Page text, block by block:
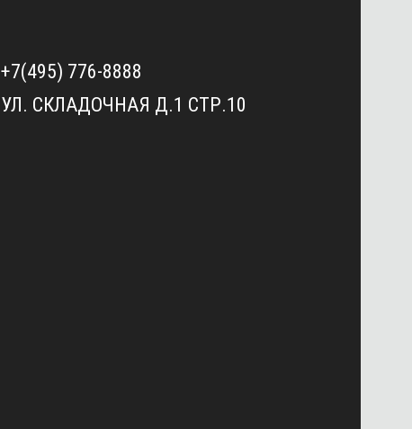
+7(495) 776-8888
УЛ. СКЛАДОЧНАЯ Д.1 СТР.10